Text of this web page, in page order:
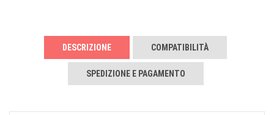
DESCRIZIONE COMPATIBILITÀ
SPEDIZIONE E PAGAMENTO